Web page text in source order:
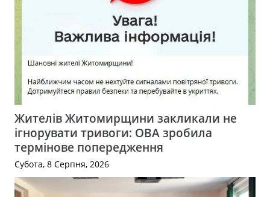
Жителів Житомирщини закликали не
ігнорувати тривоги: ОВА зробила
термінове попередження
Субота, 8 Серпня, 2026